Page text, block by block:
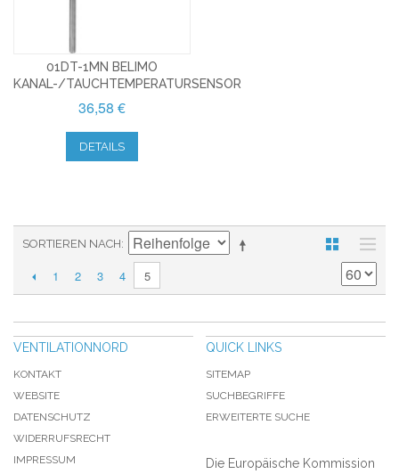
01DT-1MN BELIMO
KANAL-/TAUCHTEMPERATURSENSOR
36,58 €
DETAILS
SORTIEREN NACH
1 2 3 4 5
VENTILATIONNORD
KONTAKT
WEBSITE
DATENSCHUTZ
WIDERRUFSRECHT
IMPRESSUM
QUICK LINKS
SITEMAP
SUCHBEGRIFFE
ERWEITERTE SUCHE
Die Europäische Kommission